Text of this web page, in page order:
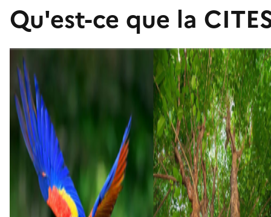
Qu'est-ce que la